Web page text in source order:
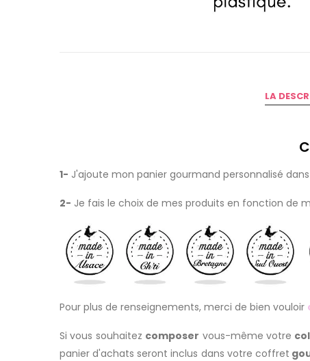
LA
1- J'ajoute mon panier gourmand personnalisé
2- Je fais le choix de mes produits en fonction de
Pour plus de renseignements, merci de bien vouloir
Si vous souhaitez composer vous-même votre
panier d'achats seront inclus dans votre coffret